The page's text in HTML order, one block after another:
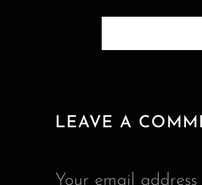
LEAVE A
Your email